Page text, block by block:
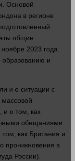
Основой
в регионе
общин
2023 года
образованию и
и о ситуации с
массовой
и о том, как
обещаниями
том, как Британия и
проникновения в
России).